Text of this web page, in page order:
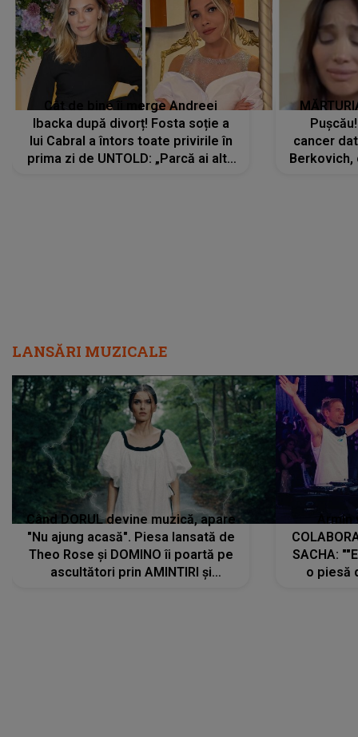
Cât de bine îi merge Andreei
Ibacka după divorț! Fosta soție a
lui Cabral a întors toate privirile în
prima zi de UNTOLD: „Parcă ai altă
cancer
LANSĂRI MUZICALE
Când DORUL devine muzică, apare
"Nu ajung acasă". Piesa lansată de
Theo Rose și DOMINO îi poartă pe
ascultători prin AMINTIRI și
SACHA:
o piesă